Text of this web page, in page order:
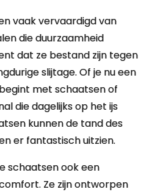
vaak vervaardigd van
die duurzaamheid
dat ze bestand zijn tegen
slijtage. Of je nu een
met schaatsen of
die dagelijks op het ijs
kunnen de tand des
er fantastisch uitzien.
schaatsen ook een
Ze zijn ontworpen